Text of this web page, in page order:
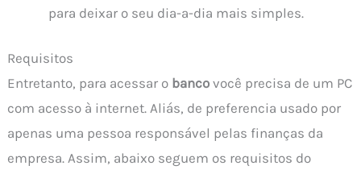
para deixar o seu dia-a-dia mais simples.
Requisitos
Entretanto, para acessar o banco você precisa de um PC
com acesso à internet. Aliás, de preferencia usado por
apenas uma pessoa responsável pelas finanças da
empresa. Assim, abaixo seguem os requisitos do